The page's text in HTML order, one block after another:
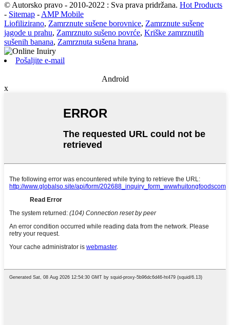
© Autorsko pravo - 2010-2022 : Sva prava pridržana. Hot Products
- Sitemap - AMP Mobile
Liofilizirano, Zamrznute sušene borovnice, Zamrznute sušene
jagode u prahu, Zamrznuto sušeno povrće, Kriške zamrznutih
sušenih banana, Zamrznuta sušena hrana,
Pošaljite e-mail
Android
x